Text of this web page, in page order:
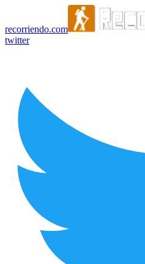
recorriendo.com
twitter